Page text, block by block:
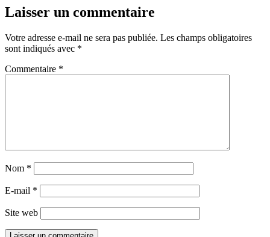
Laisser un commentaire
Votre adresse e-mail ne sera pas publiée. Les champs obligatoires
sont indiqués avec *
Commentaire *
Nom *
E-mail *
Site web